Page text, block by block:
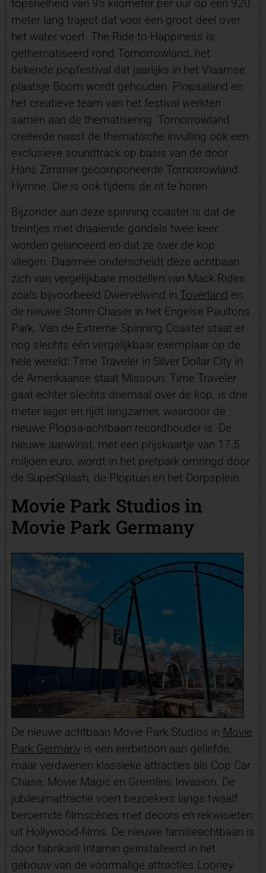
topsnelheid van 95 kilometer per uur op een 920
meter lang traject dat voor een groot deel over
het water voert. The Ride to Happiness is
gethematiseerd rond Tomorrowland, het
bekende popfestival dat jaarlijks in het Vlaamse
plaatsje Boom wordt gehouden. Plopsaland en
het creatieve team van het festival werkten
samen aan de thematisering. Tomorrowland
creëerde naast de thematische invulling ook een
exclusieve soundtrack op basis van de door
Hans Zimmer gecomponeerde Tomorrowland
Hymne. Die is ook tijdens de rit te horen.
Bijzonder aan deze spinning coaster is dat de
treintjes met draaiende gondels twee keer
worden gelanceerd en dat ze over de kop
vliegen. Daarmee onderscheidt deze achtbaan
zich van vergelijkbare modellen van Mack Rides
zoals bijvoorbeeld Dwervelwind in Toverland en
de nieuwe Storm Chaser in het Engelse Paultons
Park. Van de Extreme Spinning Coaster staat er
nog slechts één vergelijkbaar exemplaar op de
hele wereld: Time Traveler in Silver Dollar City in
de Amerikaanse staat Missouri. Time Traveler
gaat echter slechts driemaal over de kop, is drie
meter lager en rijdt langzamer, waardoor de
nieuwe Plopsa-achtbaan recordhouder is. De
nieuwe aanwinst, met een prijskaartje van 17,5
miljoen euro, wordt in het pretpark omringd door
de SuperSplash, de Ploptuin en het Dorpsplein.
Movie Park Studios in
Movie Park Germany
De nieuwe achtbaan Movie Park Studios in Movie
Park Germanyis een eerbetoon aan geliefde,
maar verdwenen klassieke attracties als Cop Car
Chase, Movie Magic en Gremlins Invasion. De
jubileumattractie voert bezoekers langs twaalf
beroemde filmscènes met decors en rekwisieten
uit Hollywood-films. De nieuwe familieachtbaan is
door fabrikant Intamin geïnstalleerd in het
gebouw van de voormalige attracties Looney